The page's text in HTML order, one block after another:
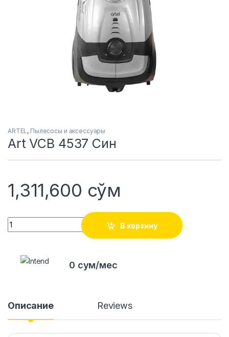
ARTEL, Пылесосы и аксессуары
Art VCB 4537 Син
1,311,600 сўм
Quantity
В корзину
0 сум/мес
Описание Reviews